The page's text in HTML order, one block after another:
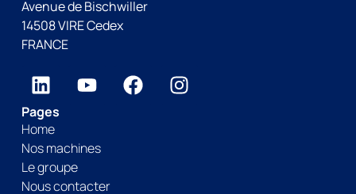
Avenue de Bischwiller
14508 VIRE Cedex
FRANCE
Pages
Home
Nos machines
Le groupe
Nous contacter